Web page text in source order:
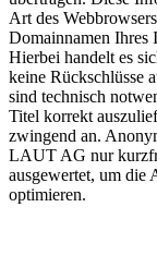
Art des
Domainnamen Ihres
Hierbei handelt es
keine Rückschlüsse
sind technisch
Titel korrekt
zwingend an.
LAUT AG nur
ausgewertet, um die
optimieren.